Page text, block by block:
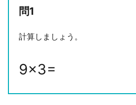
問1
計算しましょう。
9×3=